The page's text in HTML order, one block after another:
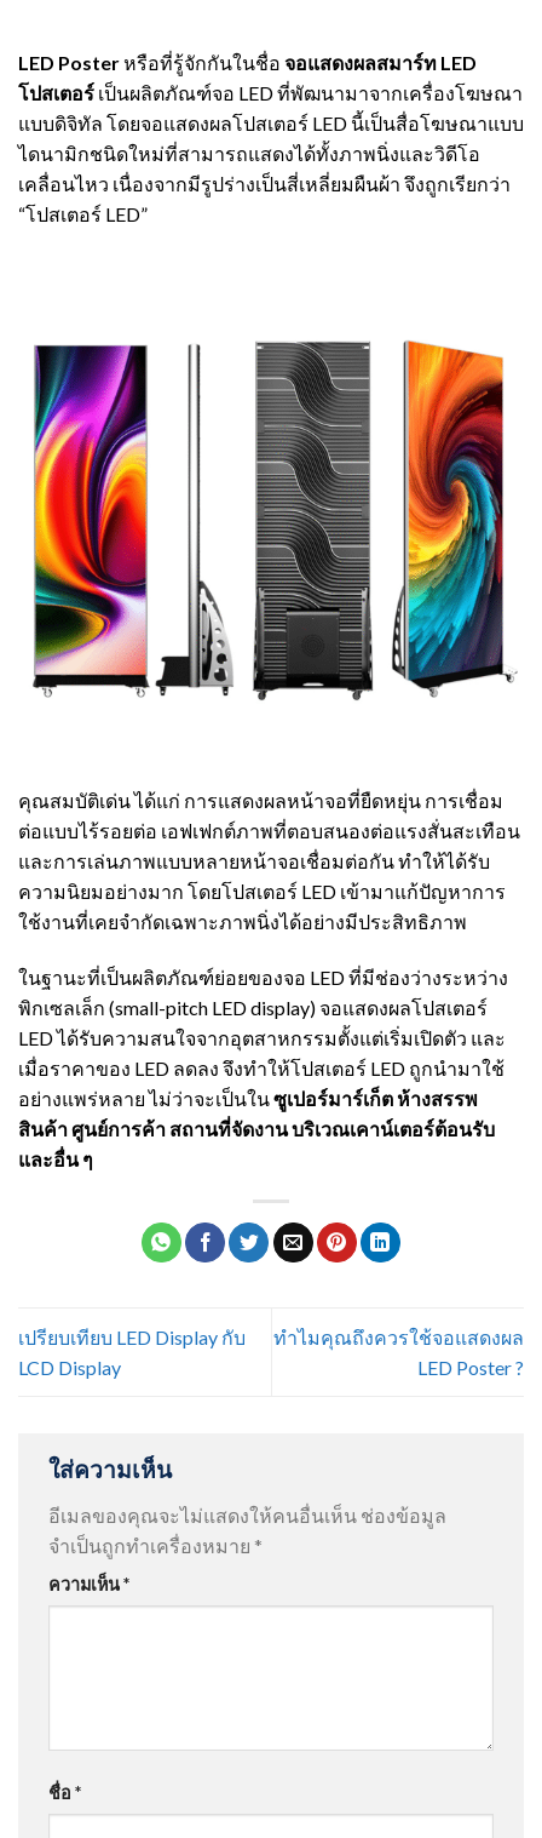
LED Posterหรือที่รู้จักกันในชื่อ จอแสดงผลสมาร์ท LED
โปสเตอร์ เป็นผลิตภัณฑ์จอ LED ที่พัฒนามาจากเครื่องโฆษณา
แบบดิจิทัล โดยจอแสดงผลโปสเตอร์ LED นี้เป็นสื่อโฆษณาแบบ
ไดนามิกชนิดใหม่ที่สามารถแสดงได้ทั้งภาพนิ่งและวิดีโอ
เคลื่อนไหว เนื่องจากมีรูปร่างเป็นสี่เหลี่ยมผืนผ้า จึงถูกเรียกว่า
“โปสเตอร์ LED”
คุณสมบัติเด่น ได้แก่ การแสดงผลหน้าจอที่ยืดหยุ่น การเชื่อม
ต่อแบบไร้รอยต่อ เอฟเฟกต์ภาพที่ตอบสนองต่อแรงสั่นสะเทือน
และการเล่นภาพแบบหลายหน้าจอเชื่อมต่อกัน ทำให้ได้รับ
ความนิยมอย่างมาก โดยโปสเตอร์ LED เข้ามาแก้ปัญหาการ
ใช้งานที่เคยจำกัดเฉพาะภาพนิ่งได้อย่างมีประสิทธิภาพ
ในฐานะที่เป็นผลิตภัณฑ์ย่อยของจอ LED ที่มีช่องว่างระหว่าง
พิกเซลเล็ก (small-pitch LED display) จอแสดงผลโปสเตอร์
LED ได้รับความสนใจจากอุตสาหกรรมตั้งแต่เริ่มเปิดตัว และ
เมื่อราคาของ LED ลดลง จึงทำให้โปสเตอร์ LED ถูกนำมาใช้
อย่างแพร่หลาย ไม่ว่าจะเป็นในซูเปอร์มาร์เก็ต ห้างสรรพ
สินค้า ศูนย์การค้า สถานที่จัดงาน บริเวณเคาน์เตอร์ต้อนรับ
และอื่น ๆ
เปรียบเทียบ LED Display กับ
LCD Display
ทำไมคุณถึงควรใช้จอแสดงผล
LED Poster ?
ใส่ความเห็น
อีเมลของคุณจะไม่แสดงให้คนอื่นเห็น ช่องข้อมูล
จำเป็นถูกทำเครื่องหมาย *
ความเห็น*
ชื่อ *